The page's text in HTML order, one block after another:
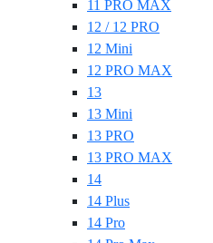
11 PRO MAX
12 / 12 PRO
12 Mini
12 PRO MAX
13
13 Mini
13 PRO
13 PRO MAX
14
14 Plus
14 Pro